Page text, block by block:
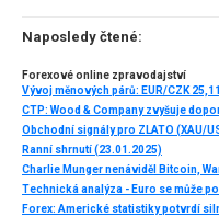
Naposledy čtené:
Forexové online zpravodajství
Vývoj měnových párů: EUR/CZK 25,11
Ranní shrnutí (23.01.2025)
Forex: Americké statistiky potvrdí